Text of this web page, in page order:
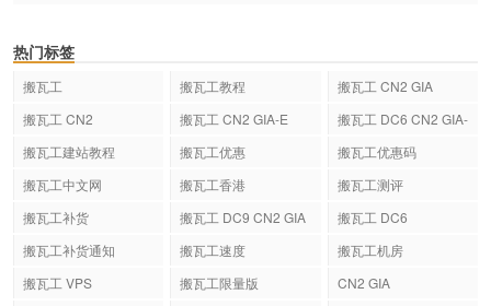
热门标签
搬瓦工 搬瓦工教程
搬瓦工 CN2 GIA
搬瓦工 CN2
搬瓦工 CN2 GIA-E
搬瓦工 DC6 CN2 GIA-
搬瓦工建站教程 搬瓦工优惠
搬瓦工优惠码
搬瓦工中文网
搬瓦工香港
搬瓦工测评
搬瓦工补货
搬瓦工 DC9 CN2 GIA
搬瓦工 DC6
搬瓦工补货通知
搬瓦工速度
搬瓦工机房
搬瓦工 VPS
搬瓦工限量版 CN2 GIA